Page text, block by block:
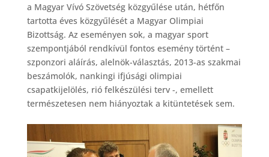
a Magyar Vívó Szövetség közgyűlése után, hétfőn
tartotta éves közgyűlését a Magyar Olimpiai
Bizottság. Az eseményen sok, a magyar sport
szempontjából rendkívül fontos esemény történt –
szponzori aláírás, alelnök-választás, 2013-as szakmai
beszámolók, nankingi ifjúsági olimpiai
csapatkijelölés, rió felkészülési terv -, emellett
természetesen nem hiányoztak a kitüntetések sem.